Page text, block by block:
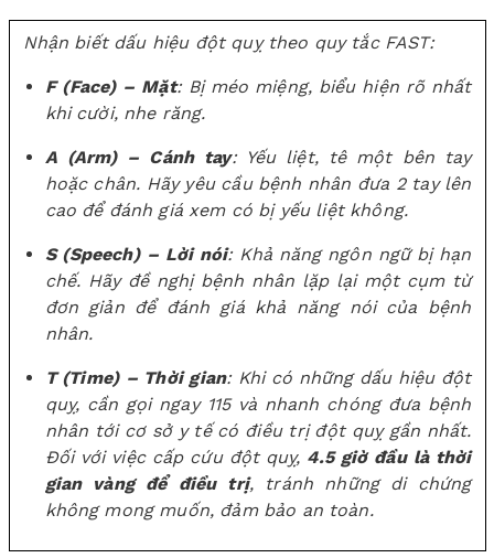
Nhận biết dấu hiệu đột quỵ theo quy tắc FAST:
F (Face) – Mặt: Bị méo miệng, biểu hiện rõ nhất
khi cười, nhe răng.
A (Arm) – Cánh tay: Yếu liệt, tê một bên tay
hoặc chân. Hãy yêu cầu bệnh nhân đưa 2 tay lên
cao để đánh giá xem có bị yếu liệt không.
S (Speech) – Lời nói: Khả năng ngôn ngữ bị hạn
chế. Hãy đề nghị bệnh nhân lặp lại một cụm từ
đơn giản để đánh giá khả năng nói của bệnh
nhân.
T (Time) – Thời gian: Khi có những dấu hiệu đột
quỵ, cần gọi ngay 115 và nhanh chóng đưa bệnh
nhân tới cơ sở y tế có điều trị đột quỵ gần nhất.
Đối với việc cấp cứu đột quỵ, 4.5 giờ đầu là thời
gian vàng để điều trị, tránh những di chứng
không mong muốn, đảm bảo an toàn.